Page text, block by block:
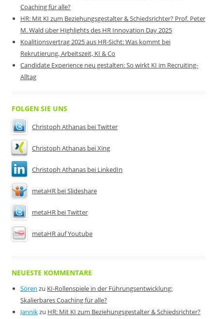
Coaching für alle?
HR: Mit KI zum Beziehungsgestalter & Schiedsrichter? Prof. Peter
M. Wald über Highlights des HR Innovation Day 2025
Koalitionsvertrag 2025 aus HR-Sicht: Was kommt bei
Rekrutierung, Arbeitszeit, KI & Co
Candidate Experience neu gestalten: So wirkt KI im Recruiting-
Alltag
FOLGEN SIE UNS
Christoph Athanas bei Twitter
Christoph Athanas bei Xing
Christoph Athanas bei LinkedIn
metaHR bei Slideshare
metaHR bei Twitter
metaHR auf Youtube
NEUESTE KOMMENTARE
Sören zu KI-Rollenspiele in der Führungsentwicklung:
Skalierbares Coaching für alle?
Jannikzu HR: Mit KI zum Beziehungsgestalter & Schiedsrichter?